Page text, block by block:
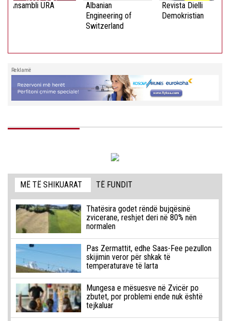
Ansambli URA
Albanian
Engineering of
Switzerland
Revista Dielli
Demokristian
Reklamë
MË TË SHIKUARAT TË FUNDIT
Thatësira godet rëndë bujqësinë
zvicerane, reshjet deri në 80% nën
normalen
Pas Zermattit, edhe Saas-Fee pezullon
skijimin veror për shkak të
temperaturave të larta
Mungesa e mësuesve në Zvicër po
zbutet, por problemi ende nuk është
tejkaluar